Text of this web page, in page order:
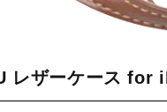
レザーケース for